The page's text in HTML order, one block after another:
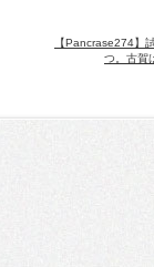
【Pancrase274】
つ。古賀